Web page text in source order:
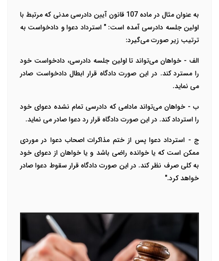
به عنوان مثال در ماده 107 قانون آیین دادرسی مدنی که مرتبط با
اولین جلسه دادرسی آمده است: " استرداد دعوا و دادخواست به
ترتیب زیر صورت می‌گیرد:
الف - خواهان می‌تواند تا اولین جلسه دادرسی، دادخواست خود
را مسترد کند. در این صورت دادگاه قرار ابطال دادخواست صادر
می نماید.
ب - خواهان می‌تواند مادامی که دادرسی تمام نشده دعوای خود
را استرداد کند. در این صورت دادگاه قرار رد دعوا صادر می نماید.
ج - استرداد دعوا پس از ختم مذاکرات اصحاب دعوا در موردی
ممکن است که یا خوانده راضی باشد و یا خواهان از دعوای خود
به کلی صرف نظر کند. در این صورت دادگاه قرار سقوط دعوا صادر
خواهد کرد."